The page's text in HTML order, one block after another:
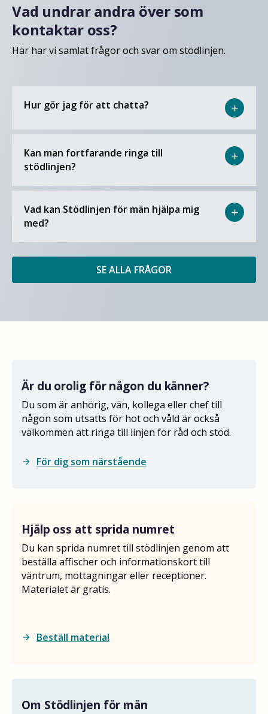
Vad undrar andra över som
kontaktar oss?
Här har vi samlat frågor och svar om stödlinjen.
Hur gör jag för att chatta? add
Kan man fortfarande ringa till
stödlinjen?
add
Vad kan Stödlinjen för män hjälpa mig
med?
add
SE ALLA FRÅGOR
Är du orolig för någon du känner?
Du som är anhörig, vän, kollega eller chef till
någon som utsatts för hot och våld är också
välkommen att ringa till linjen för råd och stöd.
arrow_forward För dig som närstående
Hjälp oss att sprida numret
Du kan sprida numret till stödlinjen genom att
beställa affischer och informationskort till
väntrum, mottagningar eller receptioner.
Materialet är gratis.
arrow_forward Beställ material
Om Stödlinjen för män